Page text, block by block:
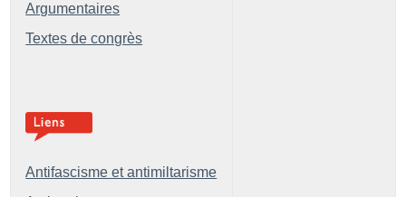
Argumentaires
Textes de congrès
Antifascisme et antimiltarisme